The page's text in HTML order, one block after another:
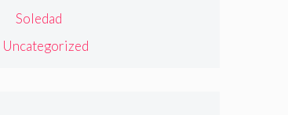
Soledad
Uncategorized